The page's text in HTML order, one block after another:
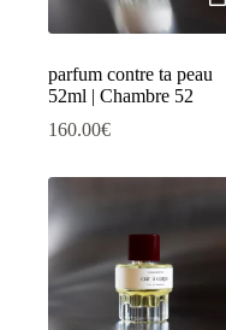
parfum contre ta peau
52ml | Chambre 52
160.00€